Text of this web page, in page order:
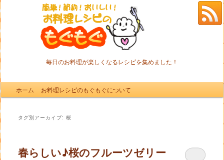
毎日のお料理が楽しくなるレシピを集めました！
メインメニュー
メインコンテンツへ移動
サブコンテンツへ移動
ホーム お料理レシピのもぐもぐについて
タグ別アーカイブ: 桜
春らしい♪桜のフルーツゼリー